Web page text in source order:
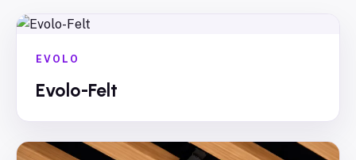
EVOLO
Evolo-Felt